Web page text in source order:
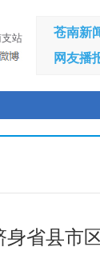
支站 苍南新
网友播
身省县市